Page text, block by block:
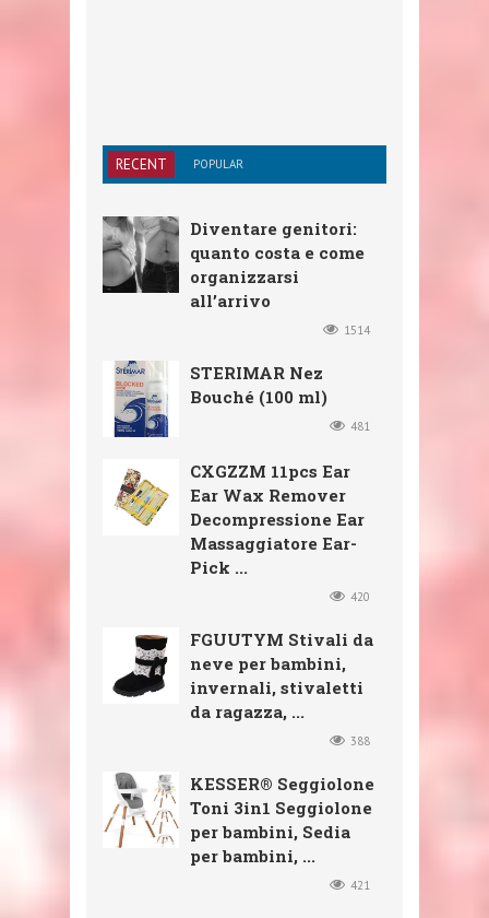
RECENT POPULAR
Diventare genitori:
quanto costa e come
organizzarsi
all’arrivo
1514
STERIMAR Nez
Bouché (100 ml)
481
CXGZZM 11pcs Ear
Ear Wax Remover
Decompressione Ear
Massaggiatore Ear-
Pick ...
420
FGUUTYM Stivali da
neve per bambini,
invernali, stivaletti
da ragazza, ...
388
KESSER® Seggiolone
Toni 3in1 Seggiolone
per bambini, Sedia
per bambini, ...
421